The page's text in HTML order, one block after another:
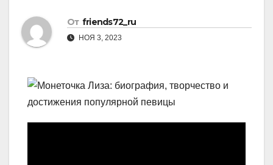
От friends72_ru
НОЯ 3, 2023